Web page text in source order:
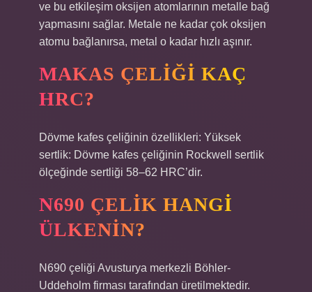
ve bu etkileşim oksijen atomlarının metalle bağ
yapmasını sağlar. Metale ne kadar çok oksijen
atomu bağlanırsa, metal o kadar hızlı aşınır.
MAKAS ÇELIĞI KAÇ
HRC?
Dövme kafes çeliğinin özellikleri: Yüksek
sertlik: Dövme kafes çeliğinin Rockwell sertlik
ölçeğinde sertliği 58–62 HRC’dir.
N690 ÇELIK HANGI
ÜLKENIN?
N690 çeliği Avusturya merkezli Böhler-
Uddeholm firması tarafından üretilmektedir.